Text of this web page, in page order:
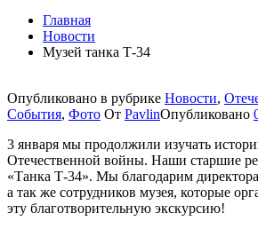
Главная
Новости
Музей танка Т-34
Опубликовано в рубрике Новости,
События, Фото От PavlinОпубликовано
3 января мы продолжили изучать
Отечественной войны. Наши старшие
«Танка Т-34». Мы благодарим
а так же сотрудников музея, которые
эту благотворительную экскурсию!